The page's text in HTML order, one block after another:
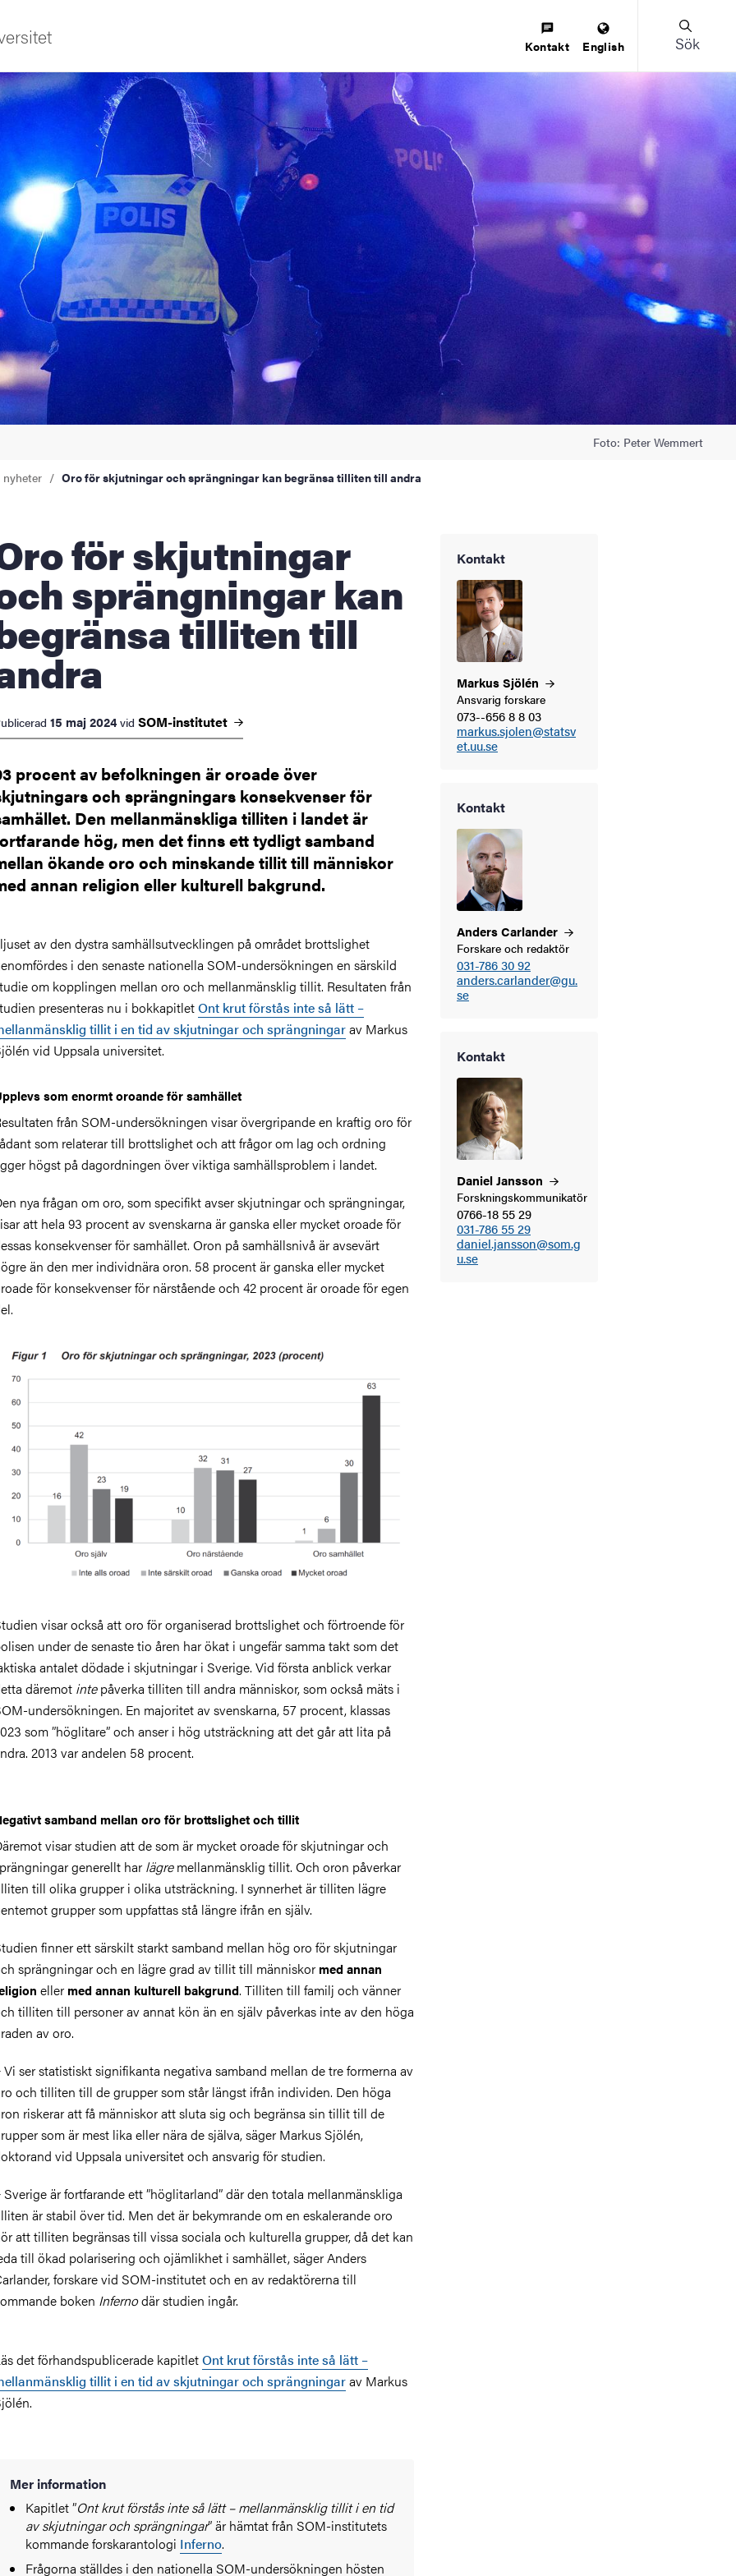
innovation
Kontakt English Sök
Foto: Peter Wemmert
nyheter Oro för skjutningar och sprängningar kan begränsa tilliten till andra
sprängningar kan
tilliten till
15 maj 2024 vid SOM-institutet
procent av befolkningen är oroade över
och sprängningars konsekvenser för
Den mellanmänskliga tilliten i landet är
hög, men det finns ett tydligt samband
ökande oro och minskande tillit till människor
annan religion eller kulturell bakgrund.
Kontakt
MarkusSjölén
Ansvarig forskare
073--656 8 8 03
markus.sjolen@statsv
et.uu.se
Kontakt
AndersCarlander
Forskare och redaktör
031-786 30 92
anders.carlander@gu.
se
Kontakt
DanielJansson
Forskningskommunikatör
0766-18 55 29
031-786 55 29
daniel.jansson@som.g
u.se
av den dystra samhällsutvecklingen på området brottslighet
i den senaste nationella SOM-undersökningen en särskild
om kopplingen mellan oro och mellanmänsklig tillit. Resultaten från
presenteras nu i bokkapitletOnt krut förstås inte så lätt –
tillit i en tid av skjutningar och sprängningarav Markus
vid Uppsala universitet.
som enormt oroande för samhället
från SOM-undersökningen visar övergripande en kraftig oro för
som relaterar till brottslighet och att frågor om lag och ordning
högst på dagordningen över viktiga samhällsproblem i landet.
nya frågan om oro, som specifikt avser skjutningar och sprängningar,
att hela 93 procent av svenskarna är ganska eller mycket oroade för
konsekvenser för samhället. Oron på samhällsnivå är avsevärt
än den mer individnära oron. 58 procent är ganska eller mycket
för konsekvenser för närstående och 42 procent är oroade för egen
visar också att oro för organiserad brottslighet och förtroende för
under de senaste tio åren har ökat i ungefär samma takt som det
antalet dödade i skjutningar i Sverige. Vid första anblick verkar
däremot intepåverka tilliten till andra människor, som också mäts i
undersökningen. En majoritet av svenskarna, 57 procent, klassas
som ”höglitare” och anser i hög utsträckning att det går att lita på
2013 var andelen 58 procent.
samband mellan oro för brottslighet och tillit
visar studien att de som är mycket oroade för skjutningar och
generellt har lägremellanmänsklig tillit. Och oron påverkar
till olika grupper i olika utsträckning. I synnerhet är tilliten lägre
grupper som uppfattas stå längre ifrån en själv.
finner ett särskilt starkt samband mellan hög oro för skjutningar
sprängningar och en lägre grad av tillit till människor med annan
eller med annan kulturell bakgrund. Tilliten till familj och vänner
tilliten till personer av annat kön än en själv påverkas inte av den höga
av oro.
Vi ser statistiskt signifikanta negativa samband mellan de tre formerna av
och tilliten till de grupper som står längst ifrån individen. Den höga
riskerar att få människor att sluta sig och begränsa sin tillit till de
som är mest lika eller nära de själva, säger Markus Sjölén,
vid Uppsala universitet och ansvarig för studien.
Sverige är fortfarande ett ”höglitarland” där den totala mellanmänskliga
är stabil över tid. Men det är bekymrande om en eskalerande oro
att tilliten begränsas till vissa sociala och kulturella grupper, då det kan
till ökad polarisering och ojämlikhet i samhället, säger Anders
forskare vid SOM-institutet och en av redaktörerna till
boken Infernodär studien ingår.
det förhandspublicerade kapitletOnt krut förstås inte så lätt –
tillit i en tid av skjutningar och sprängningarav Markus
Mer information
Kapitlet ”Ont krut förstås inte så lätt – mellanmänsklig tillit i en tid
av skjutningar och sprängningar” är hämtat från SOM-institutets
kommande forskarantologi Inferno.
Frågorna ställdes i den nationella SOM-undersökningen hösten